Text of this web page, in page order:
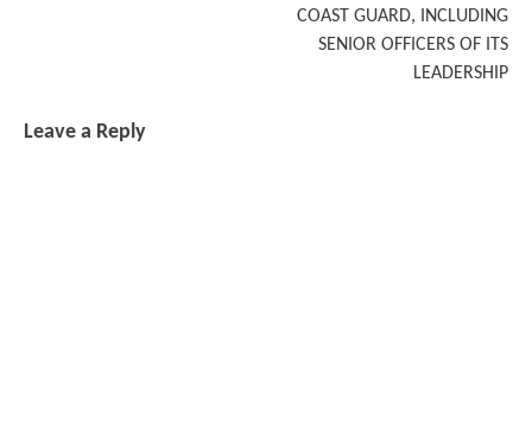
COAST GUARD, INCLUDING
SENIOR OFFICERS OF ITS
LEADERSHIP
Leave a Reply